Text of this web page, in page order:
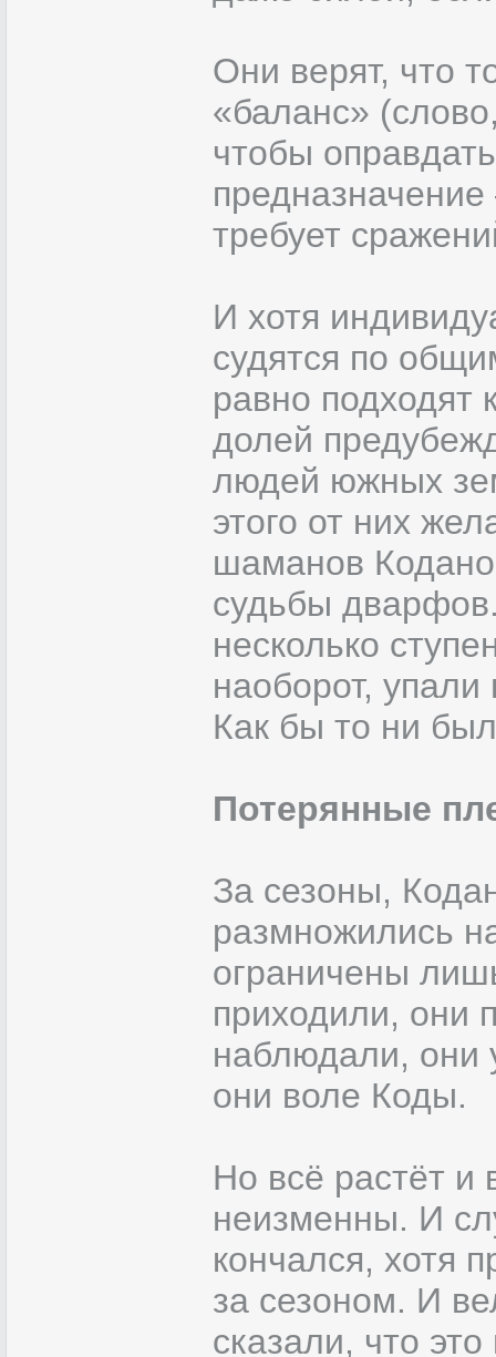
Они верят, что
«баланс»
чтобы
требует
И хотя
судятся по
равно подходят
долей
людей южных
этого от них
шаманов
судьбы
несколько
наоборот,
Как бы то ни
Потерянные
За сезоны,
размножились
ограничены
приходили, они
наблюдали, они
они воле Коды.
Но всё растёт и
неизменны. И
кончался, хотя
за сезоном. И
сказали, что